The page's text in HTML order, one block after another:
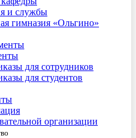
и службы
гимназия «Ольгино»
для сотрудников
для студентов
организации